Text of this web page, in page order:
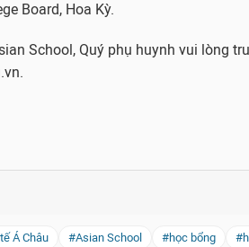
Board, Hoa Kỳ.
School, Quý phụ huynh vui lòng
Á Châu #Asian School #học bổng